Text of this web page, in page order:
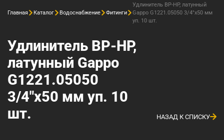
Главная Каталог Водоснабжение Фитинги
Удлинитель ВР-НР, латунный
Gappo G1221.05050 3/4"x50 мм
уп. 10 шт.
Удлинитель ВР-НР,
латунный Gappo
G1221.05050
3/4"x50 мм уп. 10
шт.
НАЗАД К СПИСКУ